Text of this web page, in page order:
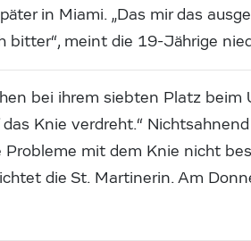
in Miami. „Das mir das
meint die 19-Jährige
bei ihrem siebten Platz beim
Knie verdreht.“
mit dem Knie nicht
die St. Martinerin. Am